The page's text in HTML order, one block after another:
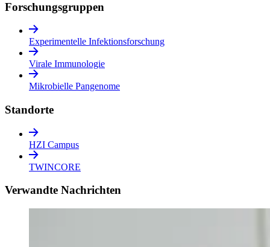
Forschungs­gruppen
Experimentelle Infektionsforschung
Virale Immunologie
Mikrobielle Pangenome
Standorte
HZI Campus
TWINCORE
Verwandte Nachrichten